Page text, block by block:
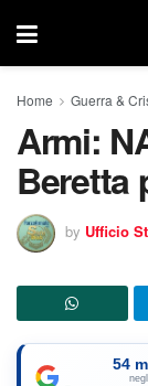
Home Guerra &
Armi:
Beretta
by Ufficio
54